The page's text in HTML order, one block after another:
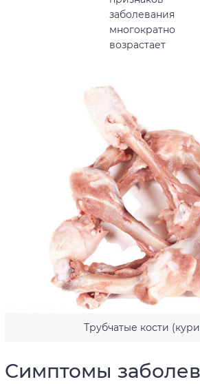
заболевания
многократно
возрастает
Трубчатые кости
Симптомы